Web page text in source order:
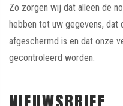
Zo zorgen wij dat alleen de
hebben tot uw gegevens, dat
afgeschermd is en dat onze
gecontroleerd worden.